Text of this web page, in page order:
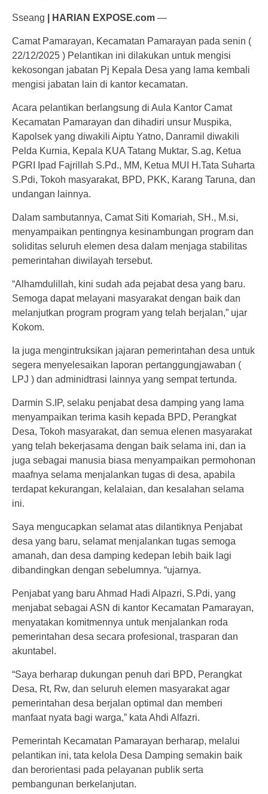
Sseang | HARIAN EXPOSE.com —
Camat Pamarayan, Kecamatan Pamarayan pada senin (
22/12/2025 ) Pelantikan ini dilakukan untuk mengisi
kekosongan jabatan Pj Kepala Desa yang lama kembali
mengisi jabatan lain di kantor kecamatan.
Acara pelantikan berlangsung di Aula Kantor Camat
Kecamatan Pamarayan dan dihadiri unsur Muspika,
Kapolsek yang diwakili Aiptu Yatno, Danramil diwakili
Pelda Kurnia, Kepala KUA Tatang Muktar, S.ag, Ketua
PGRI Ipad Fajrillah S.Pd., MM, Ketua MUI H.Tata Suharta
S.Pdi, Tokoh masyarakat, BPD, PKK, Karang Taruna, dan
undangan lainnya.
Dalam sambutannya, Camat Siti Komariah, SH., M.si,
menyampaikan pentingnya kesinambungan program dan
soliditas seluruh elemen desa dalam menjaga stabilitas
pemerintahan diwilayah tersebut.
“Alhamdulillah, kini sudah ada pejabat desa yang baru.
Semoga dapat melayani masyarakat dengan baik dan
melanjutkan program program yang telah berjalan,” ujar
Kokom.
Ia juga mengintruksikan jajaran pemerintahan desa untuk
segera menyelesaikan laporan pertanggungjawaban (
LPJ ) dan adminidtrasi lainnya yang sempat tertunda.
Darmin S.IP, selaku penjabat desa damping yang lama
menyampaikan terima kasih kepada BPD, Perangkat
Desa, Tokoh masyarakat, dan semua elenen masyarakat
yang telah bekerjasama dengan baik selama ini, dan ia
juga sebagai manusia biasa menyampaikan permohonan
maafnya selama menjalankan tugas di desa, apabila
terdapat kekurangan, kelalaian, dan kesalahan selama
ini.
Saya mengucapkan selamat atas dilantiknya Penjabat
desa yang baru, selamat menjalankan tugas semoga
amanah, dan desa damping kedepan lebih baik lagi
dibandingkan dengan sebelumnya. “ujarnya.
Penjabat yang baru Ahmad Hadi Alpazri, S.Pdi, yang
menjabat sebagai ASN di kantor Kecamatan Pamarayan,
menyatakan komitmennya untuk menjalankan roda
pemerintahan desa secara profesional, trasparan dan
akuntabel.
“Saya berharap dukungan penuh dari BPD, Perangkat
Desa, Rt, Rw, dan seluruh elemen masyarakat agar
pemerintahan desa berjalan optimal dan memberi
manfaat nyata bagi warga,” kata Ahdi Alfazri.
Pemerintah Kecamatan Pamarayan berharap, melalui
pelantikan ini, tata kelola Desa Damping semakin baik
dan berorientasi pada pelayanan publik serta
pembangunan berkelanjutan.